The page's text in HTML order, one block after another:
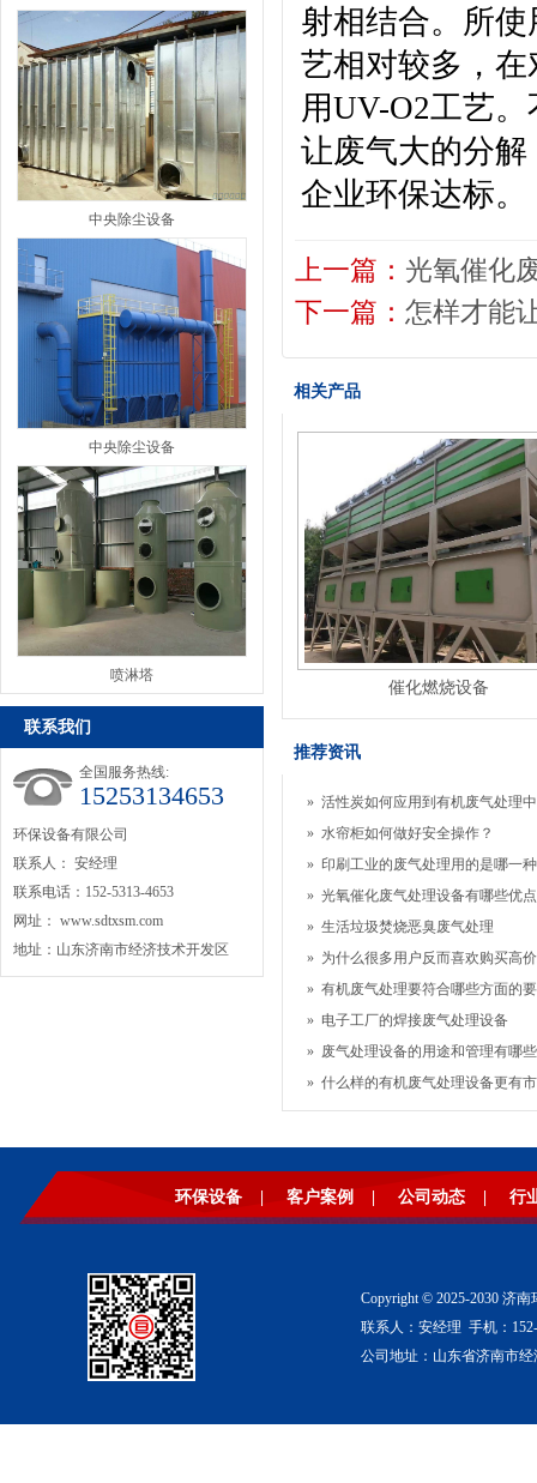
中央除尘设备
中央除尘设备
喷淋塔
联系我们
全国服务热线:
15253134653
环保设备有限公司
联系人： 安经理
联系电话：152-5313-4653
网址： www.sdtxsm.com
地址：山东济南市经济技术开发区
射相结合。所
艺相对较多，
用UV-O2工艺
让废气大的分
企业环保达标。
上一篇： 光氧催化
下一篇： 怎样才能
相关产品
催化燃烧设备
推荐资讯
» 活性炭如何应用到有机废气处理
» 水帘柜如何做好安全操作？
» 印刷工业的废气处理用的是哪一
» 光氧催化废气处理设备有哪些优
» 生活垃圾焚烧恶臭废气处理
» 为什么很多用户反而喜欢购买高
» 有机废气处理要符合哪些方面的
» 电子工厂的焊接废气处理设备
» 废气处理设备的用途和管理有哪些
» 什么样的有机废气处理设备更有
环保设备 客户案例 公司动态 行
Copyright © 2025-2030 济
联系人：安经理 手机：
公司地址：山东省济南市